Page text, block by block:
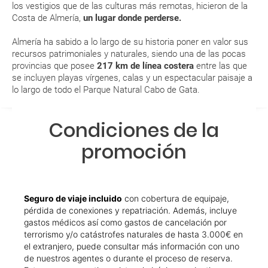
los vestigios que de las culturas más remotas, hicieron de la
Costa de Almería, un lugar donde perderse.
Almería ha sabido a lo largo de su historia poner en valor sus
recursos patrimoniales y naturales, siendo una de las pocas
provincias que posee 217 km de línea costera entre las que
se incluyen playas vírgenes, calas y un espectacular paisaje a
lo largo de todo el Parque Natural Cabo de Gata.
Esta documentación te será requerida en el mostrador de la compañía
MODIFICACIÓN ó CANCELACIÓN ¿Puedo anular o
modificar una reserva del viaje? ¿Qué gastos puede
generar una anulación o modificación del viaje?
¿Qué caducidad debe tener mi pasaporte para ir
RESERVAR ¿Cómo puedo reservar un viaje de
paquete vacacional en la página web?
Al realizar la reserva, uno de los servicios ha
Condiciones de la
promoción
Seguro de viaje incluido con cobertura de equipaje,
pérdida de conexiones y repatriación. Además, incluye
gastos médicos así como gastos de cancelación por
terrorismo y/o catástrofes naturales de hasta 3.000€ en
el extranjero, puede consultar más información con uno
de nuestros agentes o durante el proceso de reserva.